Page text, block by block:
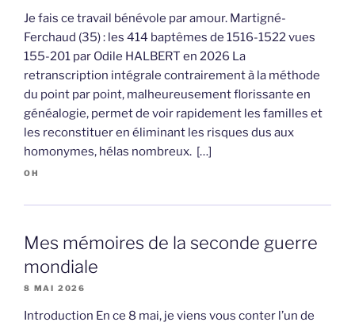
Je fais ce travail bénévole par amour. Martigné-
Ferchaud (35) : les 414 baptêmes de 1516-1522 vues
155-201 par Odile HALBERT en 2026 La
retranscription intégrale contrairement à la méthode
du point par point, malheureusement florissante en
généalogie, permet de voir rapidement les familles et
les reconstituer en éliminant les risques dus aux
homonymes, hélas nombreux. […]
OH
Mes mémoires de la seconde guerre
mondiale
8 MAI 2026
Introduction En ce 8 mai, je viens vous conter l’un de